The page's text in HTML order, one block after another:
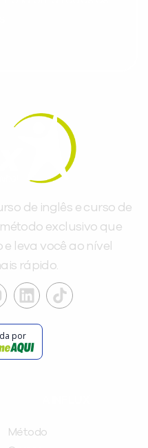
de inglês e curso de
exclusivo que
leva você ao nível
rápido.
por
Método